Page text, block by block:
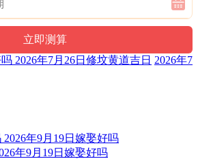
煞北 时沖庚申 天兵 六合 进贵 喜神
出行 求财 开业 交易 安床
煞西 时沖辛酉 三合 进贵 天赦 贪狼
2026年7月26日修坟黄道吉日 2026年7
年9月19日嫁娶好吗